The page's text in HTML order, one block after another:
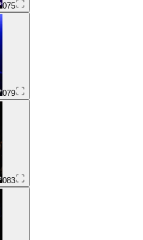
075
079
083